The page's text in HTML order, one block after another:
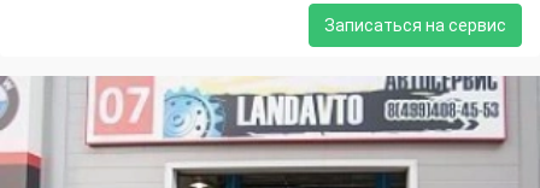
Записаться на сервис